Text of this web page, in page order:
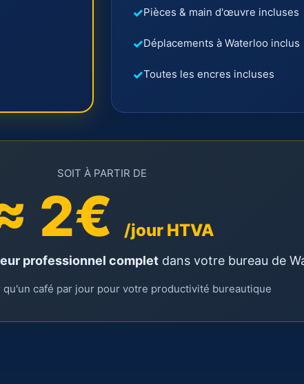
Pièces & main d'œuvre incluses
Déplacements à Waterloo inclus
Toutes les encres incluses
SOIT À PARTIR DE
2€ /jour HTVA
professionnel complet dans votre bureau de
qu'un café par jour pour votre productivité bureautique